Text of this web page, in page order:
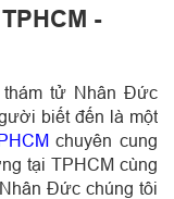
-
tử Nhân Đức
biết đến là một
chuyên cung
tại TPHCM cùng
Đức chúng tôi